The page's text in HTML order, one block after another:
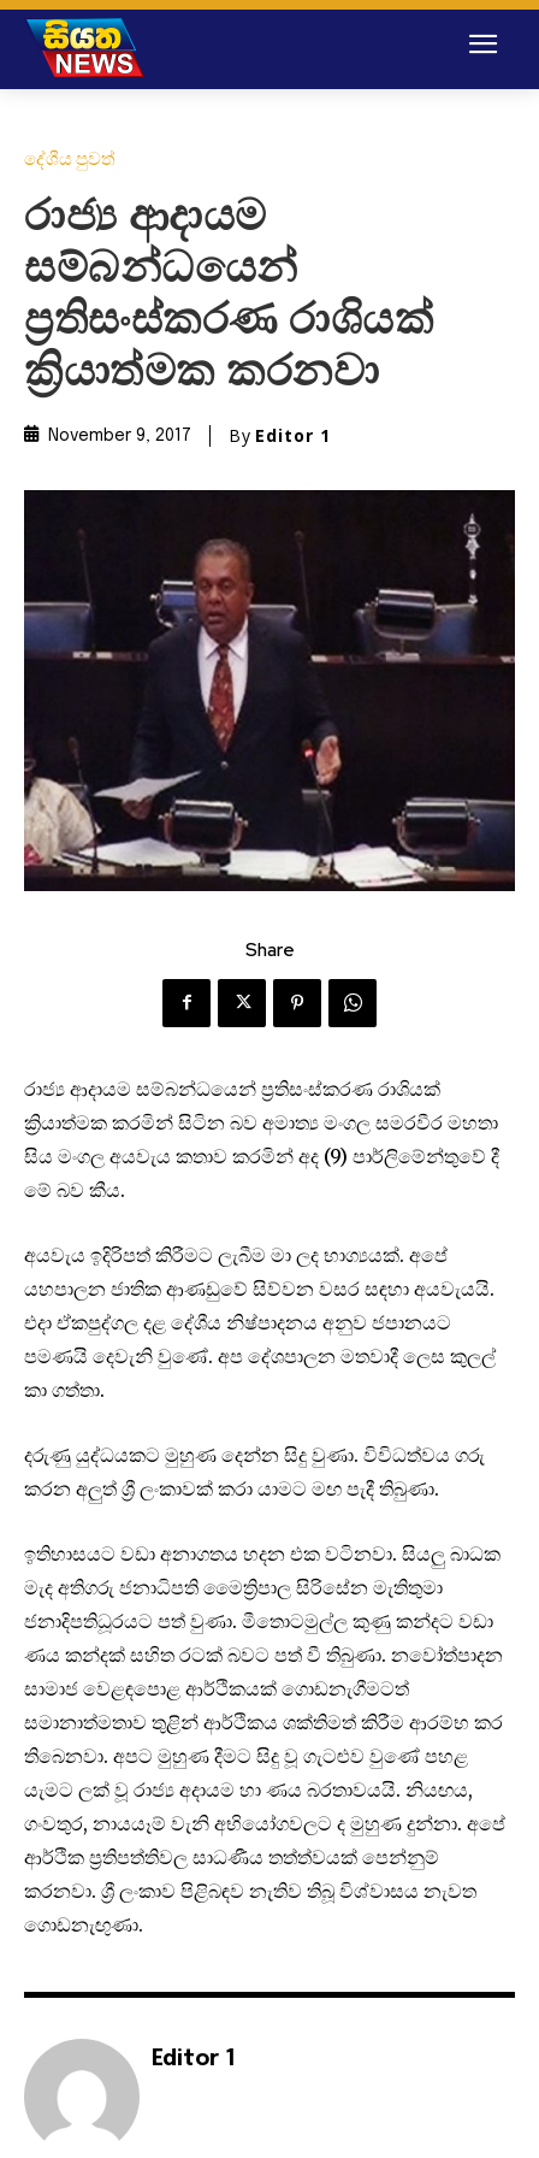
දේශීය පුවත්
රාජ්‍ය ආදායම
සම්බන්ධයෙන්
ප්‍රතිසංස්කරණ රාශියක්
ක්‍රියාත්මක කරනවා
November 9, 2017 By Editor 1
Share
රාජ්‍ය ආදායම සම්බන්ධයෙන් ප්‍රතිසංස්කරණ රාශියක්
ක්‍රියාත්මක කරමින් සිටින බව අමාත්‍ය මංගල සමරවීර මහතා
සිය මංගල අයවැය කතාව කරමින් අද (9) පාර්ලිමේන්තුවේ දී
මේ බව කීය.
අයවැය ඉදිරිපත් කිරීමට ලැබීම මා ලද භාග්‍යයක්. අපේ
යහපාලන ජාතික ආණඩුවේ සිව්වන වසර සඳහා අයවැයයි.
එදා ඒකපුද්ගල දළ දේශීය නිෂ්පාදනය අනුව ජපානයට
පමණයි දෙවැනි වුණේ. අප දේශපාලන මතවාදී ලෙස කුලල්
කා ගත්තා.
දරුණු යුද්ධයකට මුහුණ දෙන්න සිදු වුණා. විවිධත්වය ගරු
කරන අලුත් ශ්‍රී ලංකාවක් කරා යාමට මඟ පැදී තිබුණා.
ඉතිහාසයට වඩා අනාගතය හදන එක වටිනවා. සියලු බාධක
මැද අතිගරු ජනාධිපති මෛත්‍රිපාල සිරිසේන මැතිතුමා
ජනාදිපතිධූරයට පත් වුණා. මීතොටමුල්ල කුණු කන්දට වඩා
ණය කන්දක් සහිත රටක් බවට පත් වී තිබුණා. නවෝත්පාදන
සාමාජ වෙළඳපොළ ආර්ථිකයක් ගොඩනැගීමටත්
සමානාත්මතාව තුළින් ආර්ථිකය ශක්තිමත් කිරීම ආරම්භ කර
තිබෙනවා. අපට මුහුණ දීමට සිදු වූ ගැටළුව වුණේ පහළ
යැමට ලක් වූ රාජ්‍ය අදායම හා ණය බරතාවයයි. නියඟය,
ගංවතුර, නායයෑම් වැනි අභියෝගවලට ද මුහුණ දුන්නා. අපේ
ආර්ථික ප්‍රතිපත්තිවල සාධණීය තත්ත්වයක් පෙන්නුම්
කරනවා. ශ්‍රී ලංකාව පිළිබඳව නැතිව තිබූ විශ්වාසය නැවත
ගොඩනැඟුණා.
Editor 1